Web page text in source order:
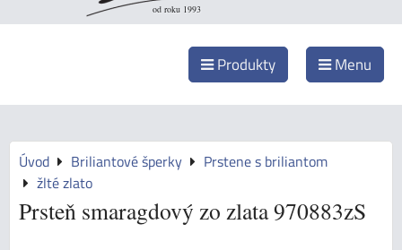
od roku 1993
Produkty Menu
Úvod Briliantové šperky
Prstene s briliantom
žlté zlato
Prsteň smaragdový zo zlata 970883zS